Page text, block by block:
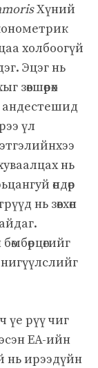
Хүний
холбоогүй
Эцэг нь
зөвшөөрөх
андестешид
үл
нь
өндөр
нь зөвхөн
үе рүү чиг
EA-ийн
нь ирээдүйн